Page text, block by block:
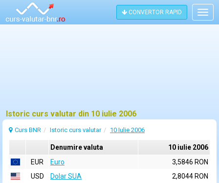
CONVERTOR RAPID
Istoric curs valutar din 10 iulie 2006
Curs BNR Istoric curs valutar 10 Iulie 2006
Denumire valuta
10 iulie 2006
EUR
Euro
3,5846 RON
USD
Dolar SUA
2,8044 RON